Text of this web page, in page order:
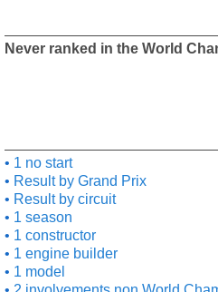
Never ranked in the World
1 no start
Result by Grand Prix
Result by circuit
1 season
1 constructor
1 engine builder
1 model